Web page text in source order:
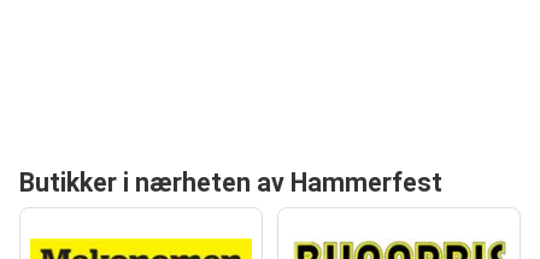
Butikker i nærheten av Hammerfest